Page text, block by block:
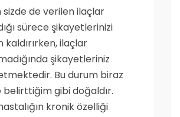
sizde de verilen ilaçlar
sürece şikayetlerinizi
ilaçlar
şikayetleriniz
Bu durum biraz
gibi doğaldır.
kronik özelliği